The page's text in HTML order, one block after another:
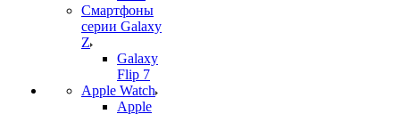
Смартфоны
серии Galaxy
Z
Galaxy
Flip 7
Apple Watch
Apple